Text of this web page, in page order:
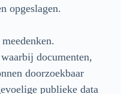
opgeslagen.
documenten,
doorzoekbaar
publieke data